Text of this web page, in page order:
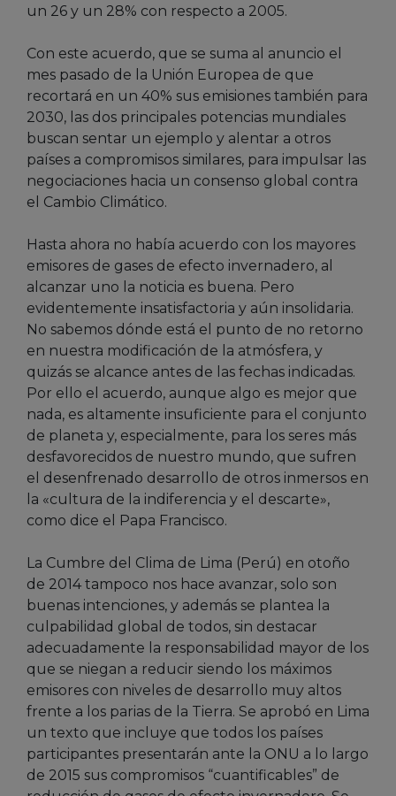
un 26 y un 28% con respecto a 2005.
Con este acuerdo, que se suma al anuncio el
mes pasado de la Unión Europea de que
recortará en un 40% sus emisiones también para
2030, las dos principales potencias mundiales
buscan sentar un ejemplo y alentar a otros
países a compromisos similares, para impulsar las
negociaciones hacia un consenso global contra
el Cambio Climático.
Hasta ahora no había acuerdo con los mayores
emisores de gases de efecto invernadero, al
alcanzar uno la noticia es buena. Pero
evidentemente insatisfactoria y aún insolidaria.
No sabemos dónde está el punto de no retorno
en nuestra modificación de la atmósfera, y
quizás se alcance antes de las fechas indicadas.
Por ello el acuerdo, aunque algo es mejor que
nada, es altamente insuficiente para el conjunto
de planeta y, especialmente, para los seres más
desfavorecidos de nuestro mundo, que sufren
el desenfrenado desarrollo de otros inmersos en
la «cultura de la indiferencia y el descarte»,
como dice el Papa Francisco.
La Cumbre del Clima de Lima (Perú) en otoño
de 2014 tampoco nos hace avanzar, solo son
buenas intenciones, y además se plantea la
culpabilidad global de todos, sin destacar
adecuadamente la responsabilidad mayor de los
que se niegan a reducir siendo los máximos
emisores con niveles de desarrollo muy altos
frente a los parias de la Tierra. Se aprobó en Lima
un texto que incluye que todos los países
participantes presentarán ante la ONU a lo largo
de 2015 sus compromisos “cuantificables” de